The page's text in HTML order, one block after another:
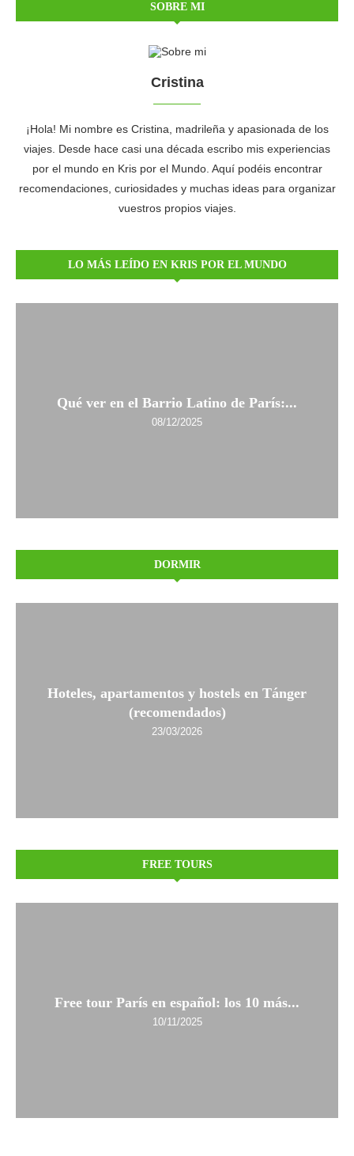
SOBRE MI
Cristina
¡Hola! Mi nombre es Cristina, madrileña y apasionada de los
viajes. Desde hace casi una década escribo mis experiencias
por el mundo en Kris por el Mundo. Aquí podéis encontrar
recomendaciones, curiosidades y muchas ideas para organizar
vuestros propios viajes.
LO MÁS LEÍDO EN KRIS POR EL MUNDO
Qué ver en el Barrio Latino de París:...
08/12/2025
DORMIR
Hoteles, apartamentos y hostels en Tánger
(recomendados)
23/03/2026
FREE TOURS
Free tour París en español: los 10 más...
10/11/2025